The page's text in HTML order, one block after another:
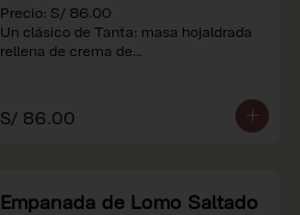
Precio: S/ 86.00
Un clásico de Tanta: masa hojaldrada
rellena de crema de
*Nuestros precios están expresados en
soles e incluyen impuestos de ley y
S/ 86.00
Empanada de Lomo Saltado